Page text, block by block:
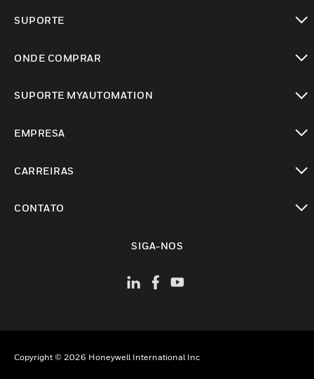
SUPORTE
ONDE COMPRAR
SUPORTE MYAUTOMATION
EMPRESA
CARREIRAS
CONTATO
SIGA-NOS
Copyright © 2026 Honeywell International Inc